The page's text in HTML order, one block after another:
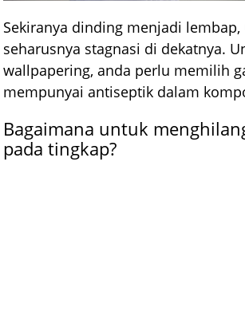
Sekiranya dinding menjadi
seharusnya stagnasi di dekatnya.
wallpapering, anda perlu memilih
mempunyai antiseptik dalam
Bagaimana untuk
pada tingkap?